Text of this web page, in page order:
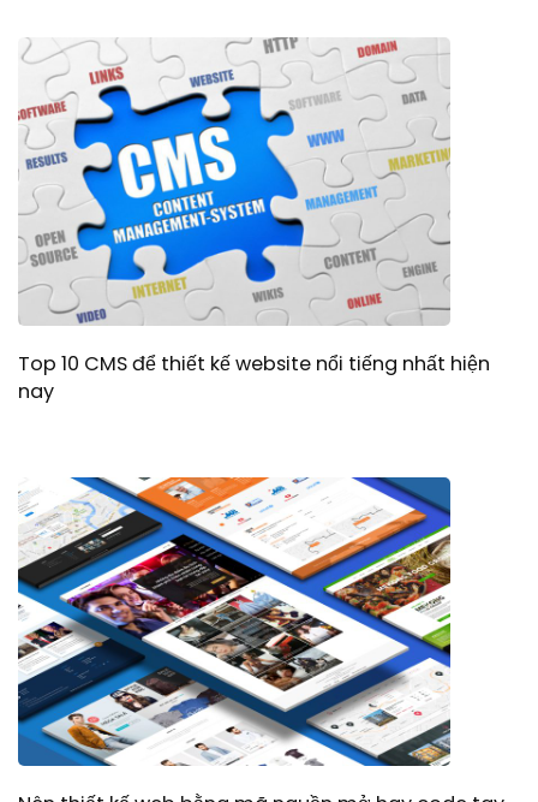
Top 10 CMS để thiết kế website nổi tiếng nhất hiện
nay